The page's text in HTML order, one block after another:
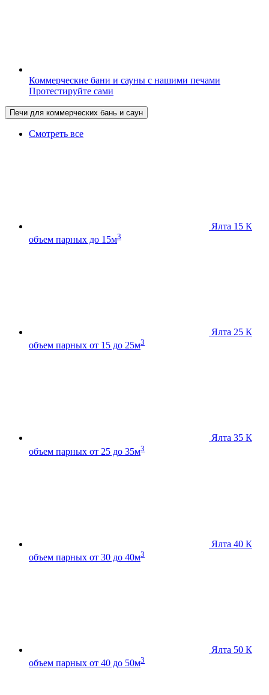
Коммерческие бани и сауны с нашими печами
Протестируйте сами
Печи для коммерческих бань и саун
Смотреть все
Ялта 15 К
объем парных до 15м3
Ялта 25 К
объем парных от 15 до 25м3
Ялта 35 К
объем парных от 25 до 35м3
Ялта 40 К
объем парных от 30 до 40м3
Ялта 50 К
объем парных от 40 до 50м3